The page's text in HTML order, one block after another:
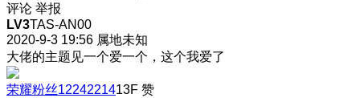
评论 举报
LV3TAS-AN00
2020-9-3 19:56 属地未知
大佬的主题见一个爱一个，这个我爱了
荣耀粉丝1224221413F 赞